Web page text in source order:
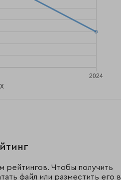
рейтингов. Чтобы получить
файл или разместить его в